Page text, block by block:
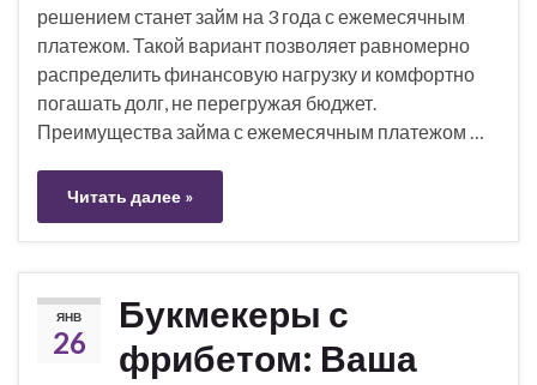
решением станет займ на 3 года с ежемесячным
платежом. Такой вариант позволяет равномерно
распределить финансовую нагрузку и комфортно
погашать долг, не перегружая бюджет.
Преимущества займа с ежемесячным платежом …
Читать далее »
ЯНВ
26
Букмекеры с
фрибетом: Ваша